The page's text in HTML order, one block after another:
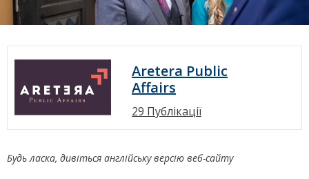
Aretera Public
Affairs
29 Публікації
Будь ласка, дивіться англійську версію веб-сайту